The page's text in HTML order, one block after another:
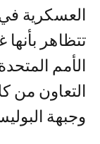
العسكرية
تتظاهر
الأمم
التعاون من
وجبهة